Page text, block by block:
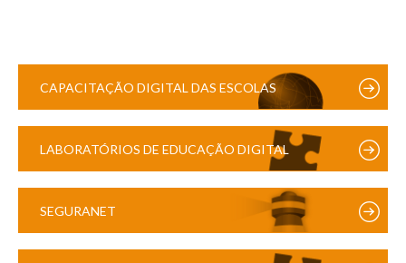
CAPACITAÇÃO DIGITAL DAS ESCOLAS
LABORATÓRIOS DE EDUCAÇÃO DIGITAL
SEGURANET